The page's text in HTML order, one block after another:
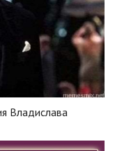
Владислава